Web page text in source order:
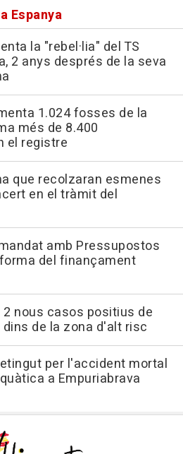
Espanya
la "rebel·lia" del TS
2 anys després de la seva
1.024 fosses de la
més de 8.400
el registre
que recolzaran esmenes
en el tràmit del
amb Pressupostos
del finançament
nous casos positius de
dins de la zona d'alt risc
per l'accident mortal
a Empuriabrava